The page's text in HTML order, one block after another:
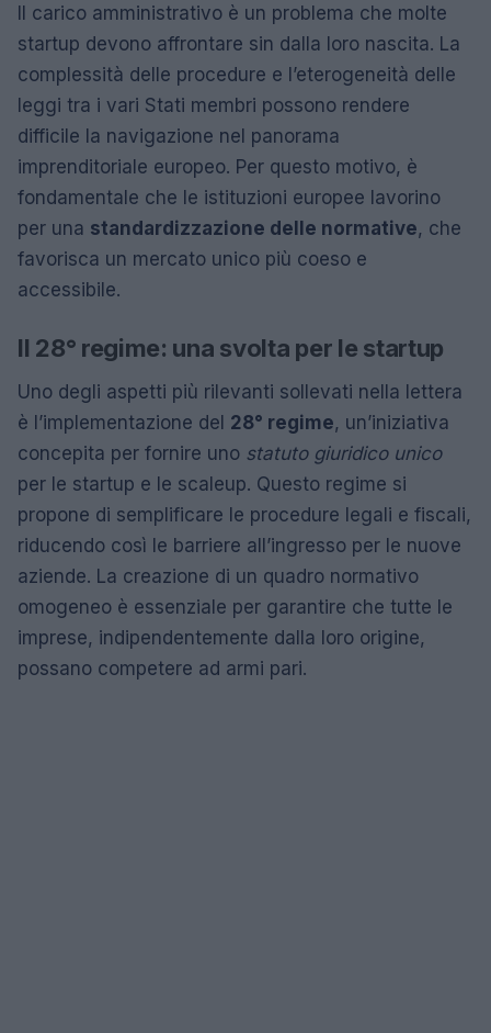
Il carico amministrativo è un problema che molte
startup devono affrontare sin dalla loro nascita. La
complessità delle procedure e l’eterogeneità delle
leggi tra i vari Stati membri possono rendere
difficile la navigazione nel panorama
imprenditoriale europeo. Per questo motivo, è
fondamentale che le istituzioni europee lavorino
per una standardizzazione delle normative, che
favorisca un mercato unico più coeso e
accessibile.
Il 28° regime: una svolta per le startup
Uno degli aspetti più rilevanti sollevati nella lettera
è l’implementazione del 28° regime, un’iniziativa
concepita per fornire uno statuto giuridico unico
per le startup e le scaleup. Questo regime si
propone di semplificare le procedure legali e fiscali,
riducendo così le barriere all’ingresso per le nuove
aziende. La creazione di un quadro normativo
omogeneo è essenziale per garantire che tutte le
imprese, indipendentemente dalla loro origine,
possano competere ad armi pari.